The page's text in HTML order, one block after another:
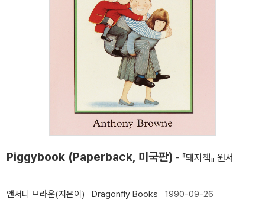
Piggybook (Paperback, 미국판) - 『돼지책』 원서
앤서니 브라운(지은이) Dragonfly Books 1990-09-26